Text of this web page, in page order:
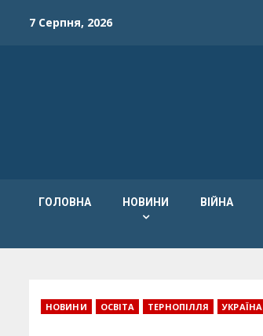
7 Серпня, 2026
ГОЛОВНА НОВИНИ ВІЙНА
НОВИНИ ОСВІТА ТЕРНОПІЛЛЯ УКРАЇНА